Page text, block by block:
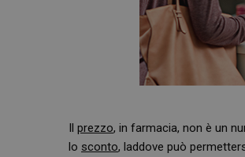
Il prezzo, in farmacia, non è un
lo sconto, laddove può